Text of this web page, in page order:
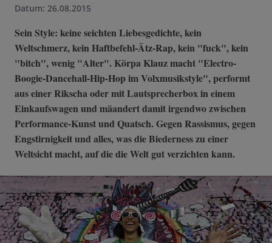
Datum: 26.08.2015
Sein Style: keine seichten Liebesgedichte, kein
Weltschmerz, kein Haftbefehl-Ätz-Rap, kein "fuck", kein
"bitch", wenig "Alter". Körpa Klauz macht "Electro-
Boogie-Dancehall-Hip-Hop im Volxmusikstyle", performt
aus einer Rikscha oder mit Lautsprecherbox in einem
Einkaufswagen und mäandert damit irgendwo zwischen
Performance-Kunst und Quatsch. Gegen Rassismus, gegen
Engstirnigkeit und alles, was die Biederness zu einer
Weltsicht macht, auf die die Welt gut verzichten kann.